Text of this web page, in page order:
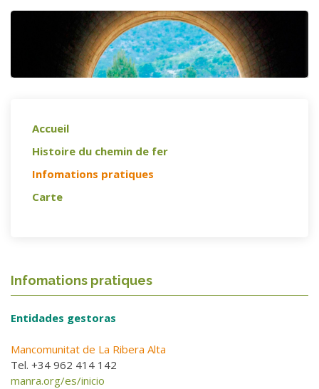
Accueil
Histoire du chemin de fer
Infomations pratiques
Carte
Infomations pratiques
Entidades gestoras
Mancomunitat de La Ribera Alta
Tel. +34 962 414 142
manra.org/es/inicio